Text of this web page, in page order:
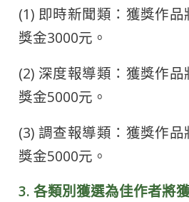
(1) 即時新聞類：獲獎作
獎金3000元。
(2) 深度報導類：獲獎作
獎金5000元。
(3) 調查報導類：獲獎作
獎金5000元。
3. 各類別獲選為佳作者將